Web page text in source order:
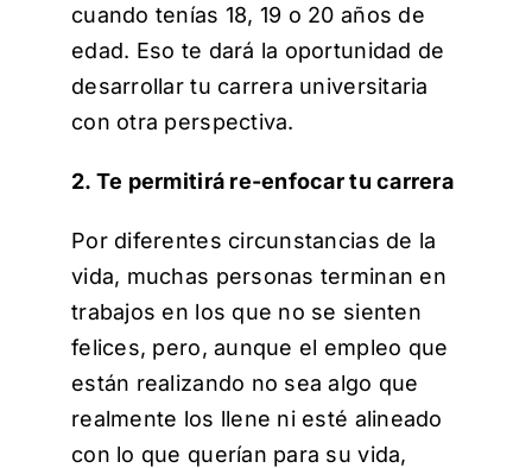
cuando tenías 18, 19 o 20 años de
edad. Eso te dará la oportunidad de
desarrollar tu carrera universitaria
con otra perspectiva.
2. Te permitirá re-enfocar tu carrera
Por diferentes circunstancias de la
vida, muchas personas terminan en
trabajos en los que no se sienten
felices, pero, aunque el empleo que
están realizando no sea algo que
realmente los llene ni esté alineado
con lo que querían para su vida,